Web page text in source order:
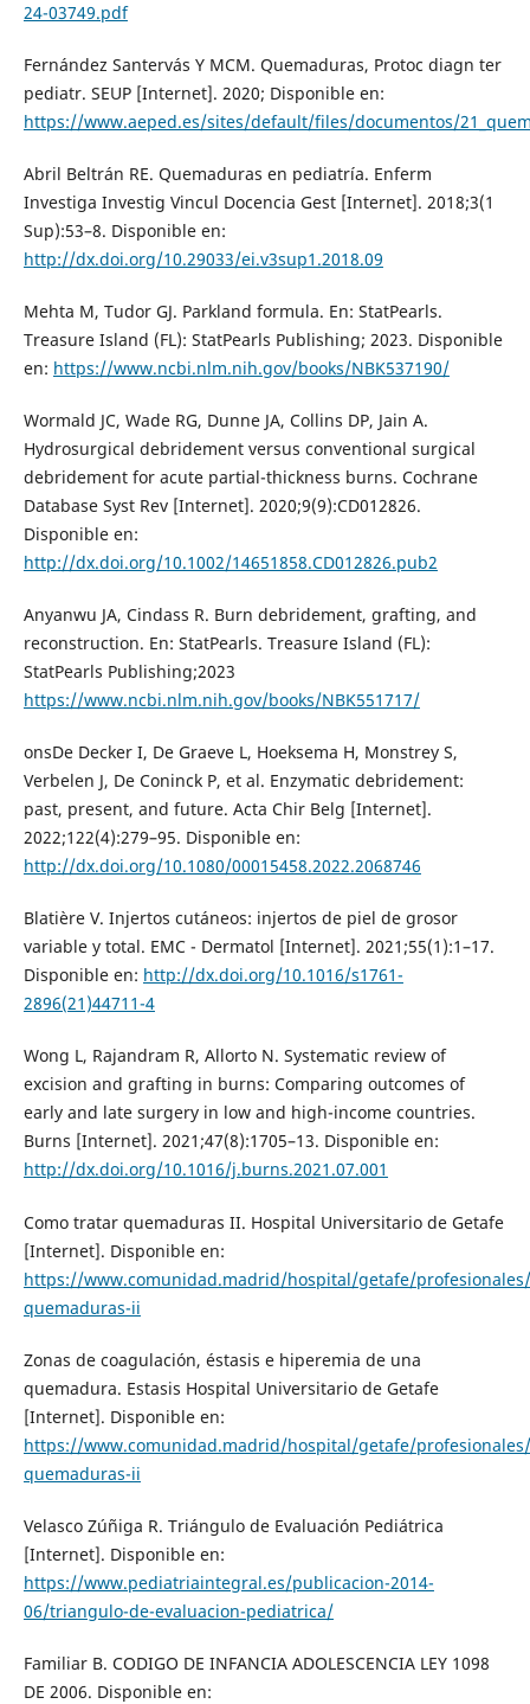
24-03749.pdf
Fernández Santervás Y MCM. Quemaduras, Protoc diagn ter
pediatr. SEUP [Internet]. 2020; Disponible en:
https://www.aeped.es/sites/default/files/documentos/
Abril Beltrán RE. Quemaduras en pediatría. Enferm
Investiga Investig Vincul Docencia Gest [Internet]. 2018;3(1
Sup):53–8. Disponible en:
http://dx.doi.org/10.29033/ei.v3sup1.2018.09
Mehta M, Tudor GJ. Parkland formula. En: StatPearls.
Treasure Island (FL): StatPearls Publishing; 2023. Disponible
en: https://www.ncbi.nlm.nih.gov/books/NBK537190/
Wormald JC, Wade RG, Dunne JA, Collins DP, Jain A.
Hydrosurgical debridement versus conventional surgical
debridement for acute partial-thickness burns. Cochrane
Database Syst Rev [Internet]. 2020;9(9):CD012826.
Disponible en:
http://dx.doi.org/10.1002/14651858.CD012826.pub2
Anyanwu JA, Cindass R. Burn debridement, grafting, and
reconstruction. En: StatPearls. Treasure Island (FL):
StatPearls Publishing;2023
https://www.ncbi.nlm.nih.gov/books/NBK551717/
onsDe Decker I, De Graeve L, Hoeksema H, Monstrey S,
Verbelen J, De Coninck P, et al. Enzymatic debridement:
past, present, and future. Acta Chir Belg [Internet].
2022;122(4):279–95. Disponible en:
http://dx.doi.org/10.1080/00015458.2022.2068746
Blatière V. Injertos cutáneos: injertos de piel de grosor
variable y total. EMC - Dermatol [Internet]. 2021;55(1):1–17.
Disponible en: http://dx.doi.org/10.1016/s1761-
2896(21)44711-4
Wong L, Rajandram R, Allorto N. Systematic review of
excision and grafting in burns: Comparing outcomes of
early and late surgery in low and high-income countries.
Burns [Internet]. 2021;47(8):1705–13. Disponible en:
http://dx.doi.org/10.1016/j.burns.2021.07.001
Como tratar quemaduras II. Hospital Universitario de Getafe
[Internet]. Disponible en:
https://www.comunidad.madrid/hospital/getafe/
quemaduras-ii
Zonas de coagulación, éstasis e hiperemia de una
quemadura. Estasis Hospital Universitario de Getafe
[Internet]. Disponible en:
https://www.comunidad.madrid/hospital/getafe/
quemaduras-ii
Velasco Zúñiga R. Triángulo de Evaluación Pediátrica
[Internet]. Disponible en:
https://www.pediatriaintegral.es/publicacion-2014-
06/triangulo-de-evaluacion-pediatrica/
Familiar B. CODIGO DE INFANCIA ADOLESCENCIA LEY 1098
DE 2006. Disponible en: